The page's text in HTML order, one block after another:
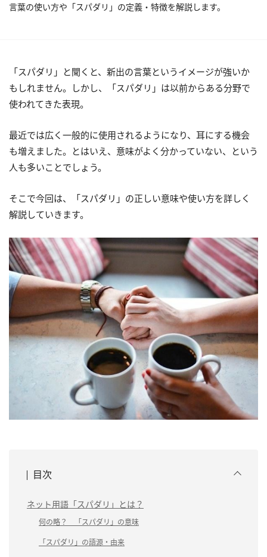
言葉の使い方や「スパダリ」の定義・特徴を解説します。
「スパダリ」と聞くと、新出の言葉というイメージが強いか
もしれません。しかし、「スパダリ」は以前からある分野で
使われてきた表現。
最近では広く一般的に使用されるようになり、耳にする機会
も増えました。とはいえ、意味がよく分かっていない、という
人も多いことでしょう。
そこで今回は、「スパダリ」の正しい意味や使い方を詳しく
解説していきます。
目次
ネット用語「スパダリ」とは？
何の略？ 「スパダリ」の意味
「スパダリ」の語源・由来